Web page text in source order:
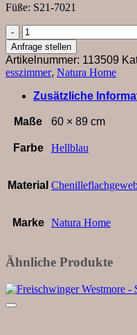
Füße: S21-7021
Armlehnstuhl
Calgary
-
Stoff,
Hellblau
Menge
Anfrage stellen
Artikelnummer: 113509
esszimmer, Natura Home
Zusätzliche
Maße 60 × 89 cm
Farbe Hellblau
Material
Marke Natura Home
Ähnliche Produkte